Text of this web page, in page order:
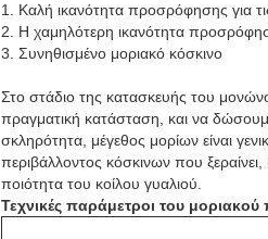
1. Καλή ικανότητα προσρόφησης για
2. Η χαμηλότερη ικανότητα
3. Συνηθισμένο μοριακό κόσκινο
Στο στάδιο της κατασκευής του
πραγματική κατάσταση, και να
σκληρότητα, μέγεθος μορίων είναι
περιβάλλοντος κόσκινων που
ποιότητα του κοίλου γυαλιού.
Τεχνικές παράμετροι του μοριακού